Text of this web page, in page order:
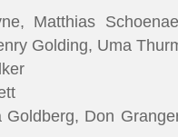
Matthias
Golding, Uma
Goldberg, Don